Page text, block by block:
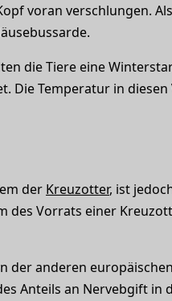
voran verschlungen.
die Tiere eine
Die Temperatur in
der Kreuzotter, ist
des Vorrats einer
der anderen
Anteils an Nervebgift